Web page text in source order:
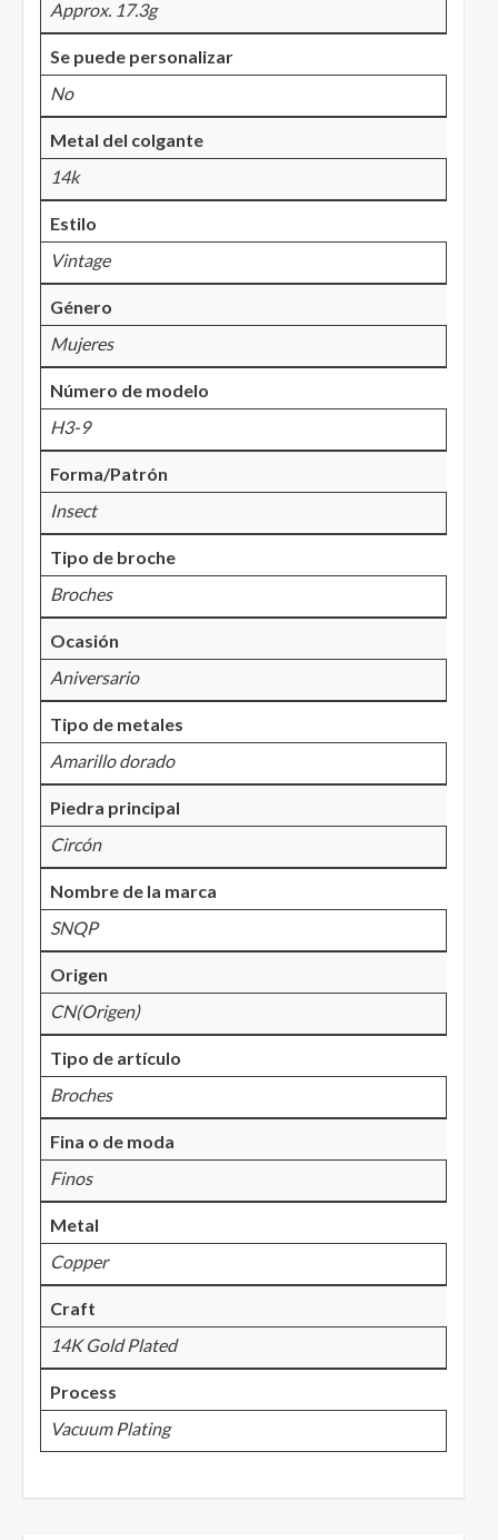
Approx. 17.3g
Se puede personalizar
No
Metal del colgante
14k
Estilo
Vintage
Género
Mujeres
Número de modelo
H3-9
Forma/Patrón
Insect
Tipo de broche
Broches
Ocasión
Aniversario
Tipo de metales
Amarillo dorado
Piedra principal
Circón
Nombre de la marca
SNQP
Origen
CN(Origen)
Tipo de artículo
Broches
Fina o de moda
Finos
Metal
Copper
Craft
14K Gold Plated
Process
Vacuum Plating